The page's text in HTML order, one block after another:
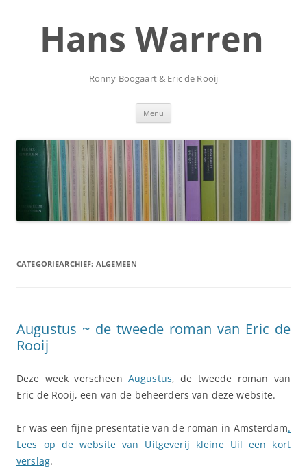
inhoudHans Warren
Ronny Boogaart & Eric de Rooij
Menu
CATEGORIEARCHIEF: ALGEMEEN
Augustus ~ de tweede roman van Eric de
Rooij
Deze week verscheen Augustus, de tweede roman van
Eric de Rooij, een van de beheerders van deze website.
Er was een fijne presentatie van de roman in Amsterdam.
Lees op de website van Uitgeverij kleine Uil een kort
verslag.